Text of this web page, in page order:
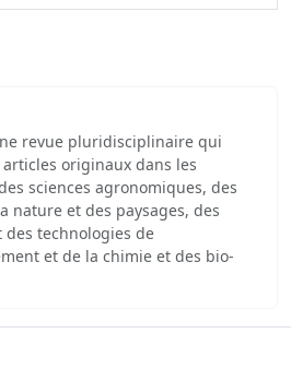
revue pluridisciplinaire qui
originaux dans les
sciences agronomiques, des
nature et des paysages, des
des technologies de
et de la chimie et des bio-